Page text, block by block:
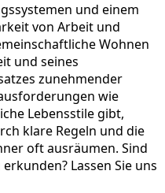
und einem
von Arbeit und
Wohnen
und seines
zunehmender
wie
Lebensstile gibt,
klare Regeln und die
oft ausräumen. Sind
Lassen Sie uns